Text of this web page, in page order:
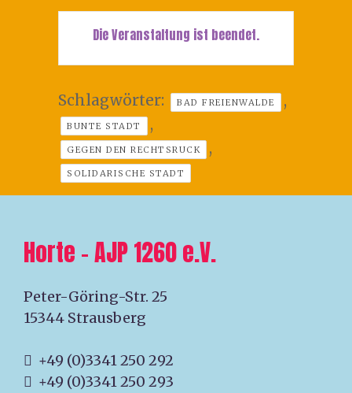
Die Veranstaltung ist beendet.
Schlagwörter: BAD FREIENWALDE ,
BUNTE STADT ,
GEGEN DEN RECHTSRUCK ,
SOLIDARISCHE STADT
Horte – AJP 1260 e.V.
Peter-Göring-Str. 25
15344 Strausberg
+49 (0)3341 250 292
+49 (0)3341 250 293